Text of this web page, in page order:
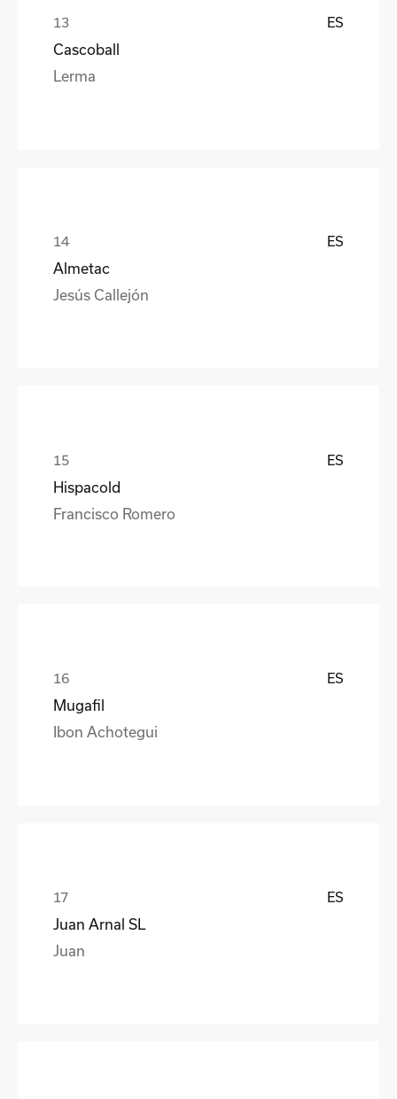
ES
Cascoball
Lerma
ES
Almetac
Jesús Callejón
ES
Hispacold
Francisco Romero
ES
Mugafil
Ibon Achotegui
ES
Juan Arnal SL
Juan